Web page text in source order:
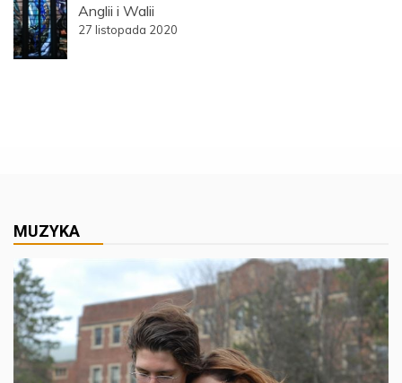
Anglii i Walii
27 listopada 2020
MUZYKA